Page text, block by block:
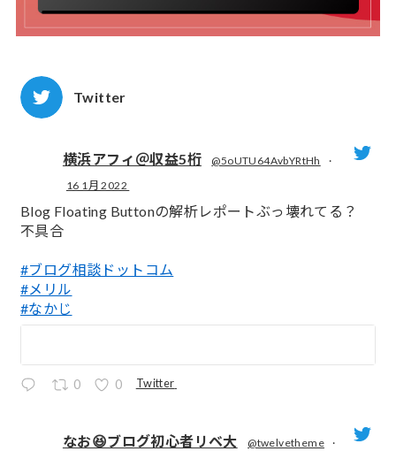
Twitter
横浜アフィ＠収益5桁 @5oUTU64AvbYRtHh
·
16 1月 2022
Blog Floating Buttonの解析レポートぶっ壊れてる？
不具合
#ブログ相談ドットコム
#メリル
#なかじ
0 0 Twitter
なお😆ブログ初心者リベ大 @twelvetheme
·